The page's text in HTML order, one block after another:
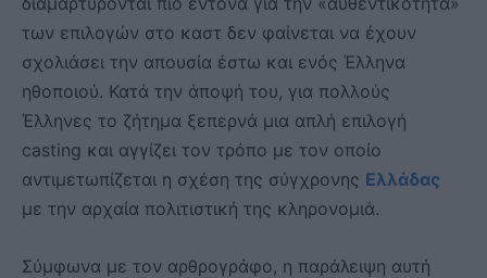
των επιλογών στο καστ δεν φαίνεται να έχουν
σχολιάσει την απουσία έστω και ενός Έλληνα
ηθοποιού. Κατά την άποψή του, για πολλούς
Έλληνες το ζήτημα ξεπερνά μια απλή επιλογή
casting και αγγίζει τον τρόπο με τον οποίο
αντιμετωπίζεται η σχέση της σύγχρονης Ελλάδας
με την αρχαία πολιτιστική της κληρονομιά.
Σύμφωνα με τον αρθρογράφο, η παράλειψη αυτή